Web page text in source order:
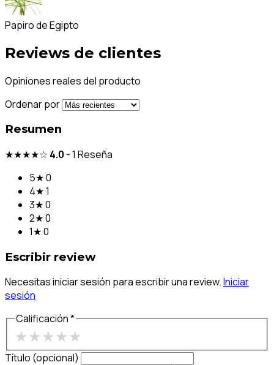
Papiro de Egipto
Reviews de clientes
Opiniones reales del producto
Ordenar por
Resumen
★★★★☆ 4.0 -1 Reseña
5★0
4★1
3★0
2★0
1★0
Escribir review
Necesitas iniciar sesión para escribir una review.Iniciar
sesión
Calificación *
★★★★★
Título (opcional)